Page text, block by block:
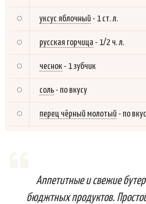
уксус яблочный - 1 ст. л.
русская горчица - 1/2 ч. л.
чеснок - 1 зубчик
соль - по вкусу
перец чёрный молотый - по
Аппетитные и свежие
бюджтных продуктов.